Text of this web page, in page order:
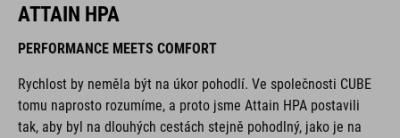
ATTAIN HPA
PERFORMANCE MEETS COMFORT
Rychlost by neměla být na úkor pohodlí. Ve společnosti CUBE
tomu naprosto rozumíme, a proto jsme Attain HPA postavili
tak, aby byl na dlouhých cestách stejně pohodlný, jako je na